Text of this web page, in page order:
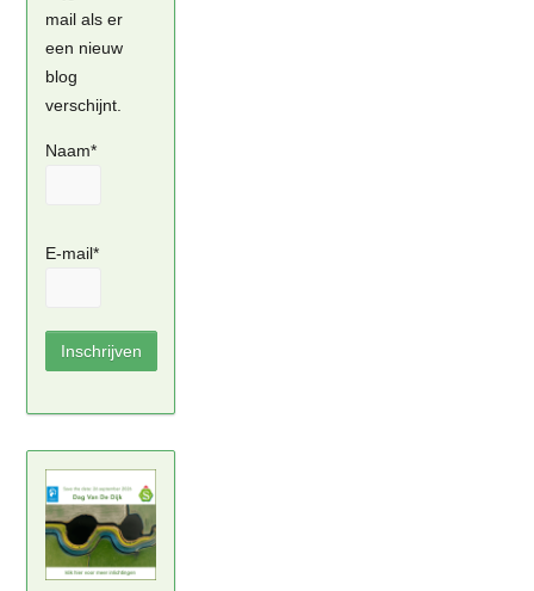
mail als er
een nieuw
blog
verschijnt.
Naam*
E-mail*